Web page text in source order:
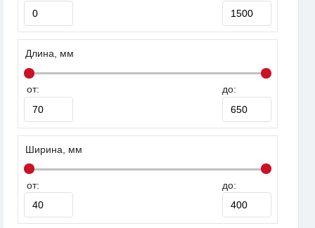
Длина, мм
от: до:
Ширина, мм
от: до: